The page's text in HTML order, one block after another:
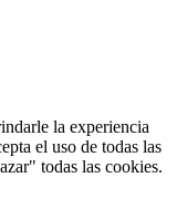
la experiencia
el uso de todas las
todas las cookies.